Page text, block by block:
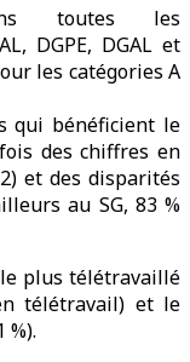
toutes les
DGPE, DGAL et
les catégories A
qui bénéficient le
des chiffres en
et des disparités
au SG, 83 %
plus télétravaillé
télétravail) et le